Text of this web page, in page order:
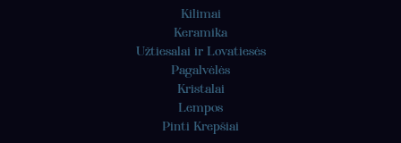
Kilimai
Keramika
Užtiesalai ir Lovatiesės
Pagalvėlės
Kristalai
Lempos
Pinti Krepšiai